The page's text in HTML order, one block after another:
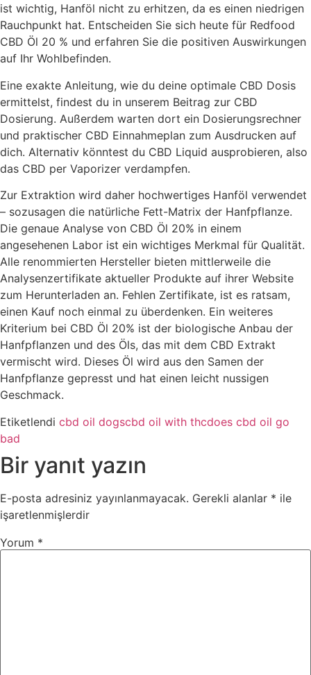
ist wichtig, Hanföl nicht zu erhitzen, da es einen niedrigen
Rauchpunkt hat. Entscheiden Sie sich heute für Redfood
CBD Öl 20 % und erfahren Sie die positiven Auswirkungen
auf Ihr Wohlbefinden.
Eine exakte Anleitung, wie du deine optimale CBD Dosis
ermittelst, findest du in unserem Beitrag zur CBD
Dosierung. Außerdem warten dort ein Dosierungsrechner
und praktischer CBD Einnahmeplan zum Ausdrucken auf
dich. Alternativ könntest du CBD Liquid ausprobieren, also
das CBD per Vaporizer verdampfen.
Zur Extraktion wird daher hochwertiges Hanföl verwendet
– sozusagen die natürliche Fett-Matrix der Hanfpflanze.
Die genaue Analyse von CBD Öl 20% in einem
angesehenen Labor ist ein wichtiges Merkmal für Qualität.
Alle renommierten Hersteller bieten mittlerweile die
Analysenzertifikate aktueller Produkte auf ihrer Website
zum Herunterladen an. Fehlen Zertifikate, ist es ratsam,
einen Kauf noch einmal zu überdenken. Ein weiteres
Kriterium bei CBD Öl 20% ist der biologische Anbau der
Hanfpflanzen und des Öls, das mit dem CBD Extrakt
vermischt wird. Dieses Öl wird aus den Samen der
Hanfpflanze gepresst und hat einen leicht nussigen
Geschmack.
Etiketlendi cbd oil dogscbd oil with thcdoes cbd oil go
bad
Bir yanıt yazın
E-posta adresiniz yayınlanmayacak. Gerekli alanlar * ile
işaretlenmişlerdir
Yorum *